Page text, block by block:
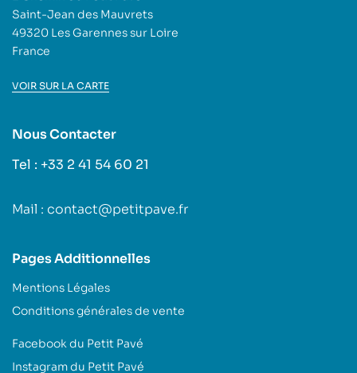
Saint-Jean des Mauvrets
49320 Les Garennes sur Loire
France
VOIR SUR LA CARTE
Nous Contacter
Tel : +33 2 41 54 60 21
Mail : contact@petitpave.fr
Pages Additionnelles
Mentions Légales
Conditions générales de vente
Facebook du Petit Pavé
Instagram du Petit Pavé